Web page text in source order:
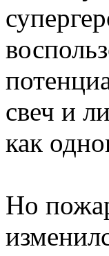
свеч и
как
Но